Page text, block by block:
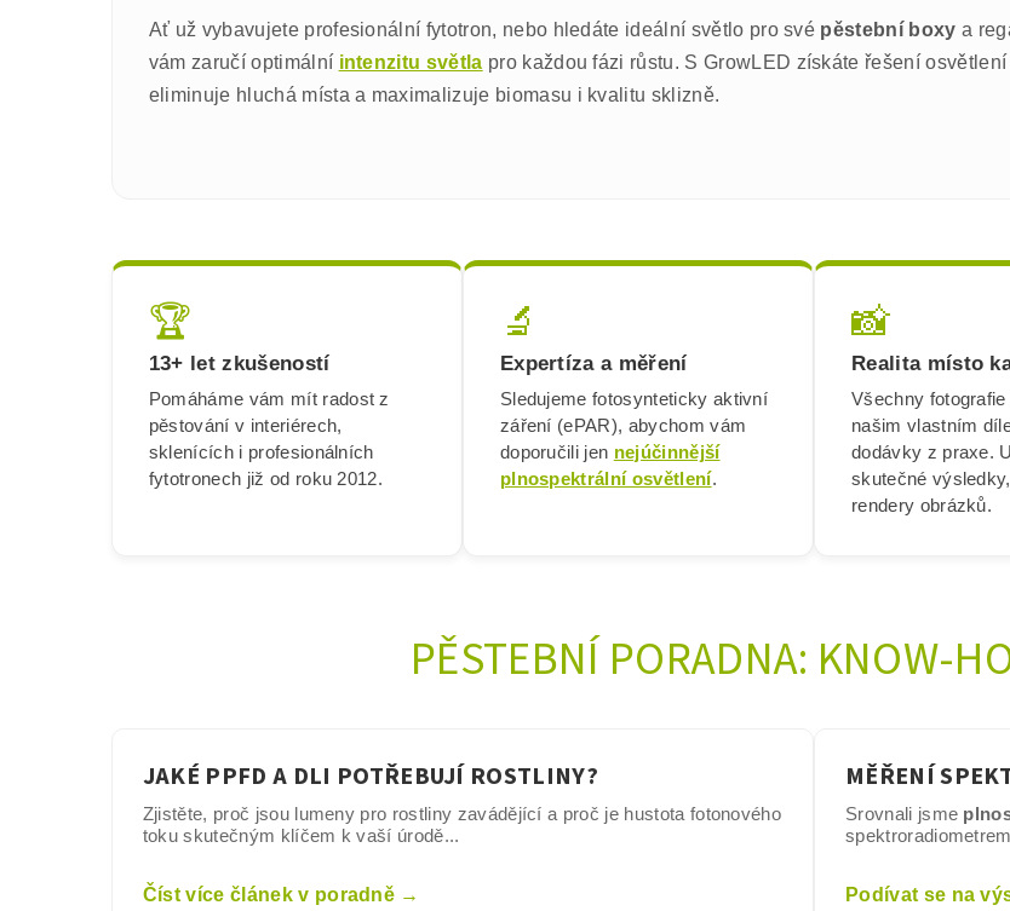
Ať už vybavujete profesionální fytotron, nebo hledáte ideální světlo pro své pěstební boxy a
vám zaručí optimální intenzitu světla pro každou fázi růstu. S GrowLED získáte řešení
eliminuje hluchá místa a maximalizuje biomasu i kvalitu sklizně.
🏆
13+ let zkušeností
Pomáháme vám mít radost z
pěstování v interiérech,
sklenících i profesionálních
fytotronech již od roku 2012.
🔬
Expertíza a měření
Sledujeme fotosynteticky aktivní
záření (ePAR), abychom vám
doporučili jen nejúčinnější
plnospektrální osvětlení.
📸
Realita místo
Všechny
našim vlastním
dodávky z praxe.
skutečné
rendery obrázků.
PĚSTEBNÍ PORADNA: KNOW-
JAKÉ PPFD A DLI POTŘEBUJÍ ROSTLINY?
Zjistěte, proč jsou lumeny pro rostliny zavádějící a proč je hustota fotonového
toku skutečným klíčem k vaší úrodě...
Číst více článek v poradně →
MĚŘENÍ
Srovnali jsme
Podívat se na